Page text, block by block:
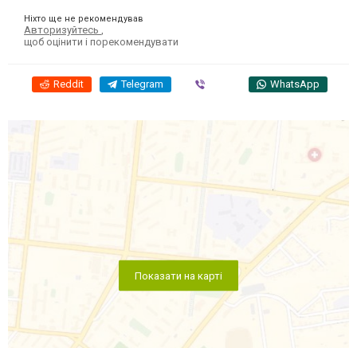
Ніхто ще не рекомендував
Авторизуйтесь
щоб оцінити і порекомендувати
Reddit Telegram WhatsApp
Показати на карті